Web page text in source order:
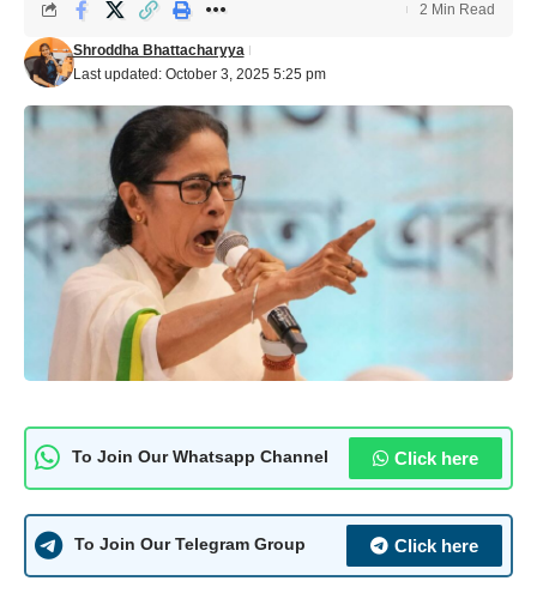
Last updated: October 3, 2025 5:25 pm
Shroddha Bhattacharyya
2 Min Read
To Join Our Whatsapp Channel Click here
To Join Our Telegram Group Click here